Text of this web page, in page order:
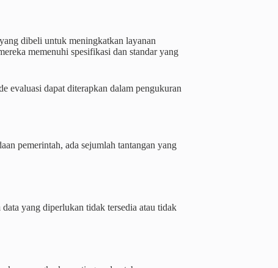
dibeli untuk meningkatkan layanan
memenuhi spesifikasi dan standar yang
evaluasi dapat diterapkan dalam pengukuran
pemerintah, ada sejumlah tantangan yang
yang diperlukan tidak tersedia atau tidak